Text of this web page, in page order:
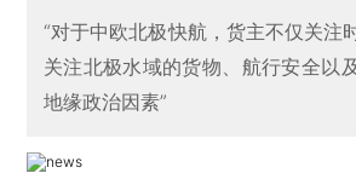
“对于中欧北极快航，货主不仅关注
关注北极水域的货物、航行安全以
地缘政治因素”